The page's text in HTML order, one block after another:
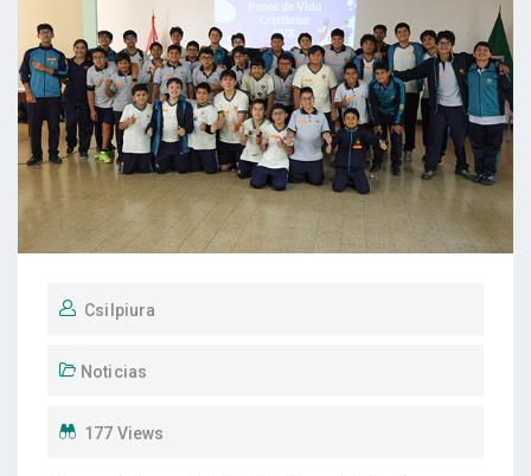
Csilpiura
Noticias
177 Views